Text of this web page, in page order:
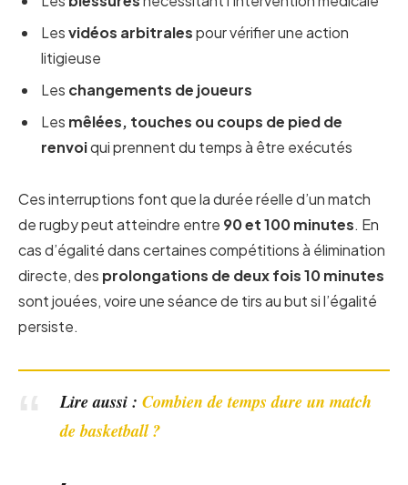
Lesvidéos arbitralespour vérifier une action
litigieuse
Les changements de joueurs
Les mêlées, touches ou coups de pied de
renvoiqui prennent du temps à être exécutés
Ces interruptions font que la durée réelle d’un match
de rugby peut atteindre entre 90 et 100 minutes. En
cas d’égalité dans certaines compétitions à élimination
directe, des prolongations de deux fois 10 minutes
sont jouées, voire une séance de tirs au but si l’égalité
persiste.
Lire aussi :Combien de temps dure un match
de basketball ?